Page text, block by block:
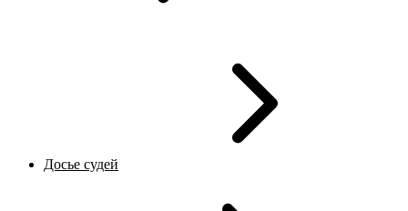
Досье судей